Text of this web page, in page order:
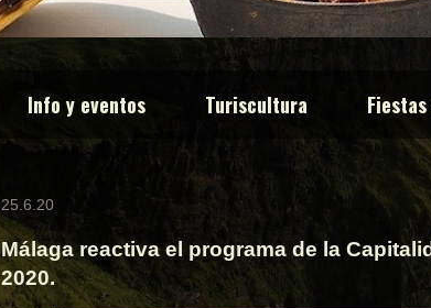
Info y eventos Turiscultura
25.6.20
Málaga reactiva el programa de la
2020.